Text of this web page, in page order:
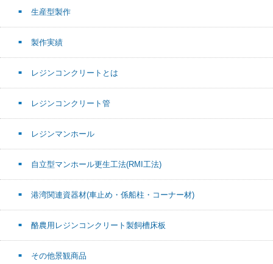
生産型製作
製作実績
レジンコンクリートとは
レジンコンクリート管
レジンマンホール
自立型マンホール更生工法(RMI工法)
港湾関連資器材(車止め・係船柱・コーナー材)
酪農用レジンコンクリート製飼槽床板
その他景観商品